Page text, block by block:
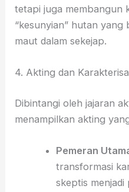
tetapi juga membangun
“kesunyian” hutan yang
maut dalam sekejap.
4. Akting dan
Dibintangi oleh jajaran
menampilkan akting
Pemeran
transformasi
skeptis